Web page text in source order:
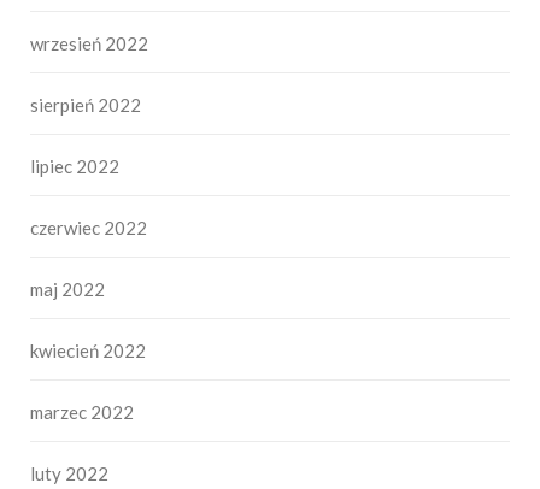
wrzesień 2022
sierpień 2022
lipiec 2022
czerwiec 2022
maj 2022
kwiecień 2022
marzec 2022
luty 2022